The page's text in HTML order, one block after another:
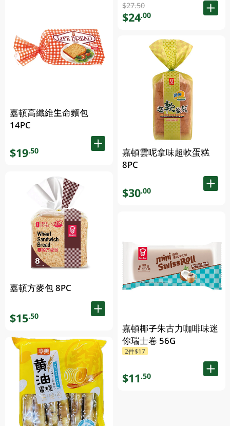
嘉頓高纖維生命麵包
14PC
$19.50
嘉頓方麥包 8PC
$15.50
$27.50
$24.00
嘉頓雲呢拿味超軟蛋糕
8PC
$30.00
嘉頓椰子朱古力咖啡味迷
你瑞士卷 56G
2件$17
$11.50